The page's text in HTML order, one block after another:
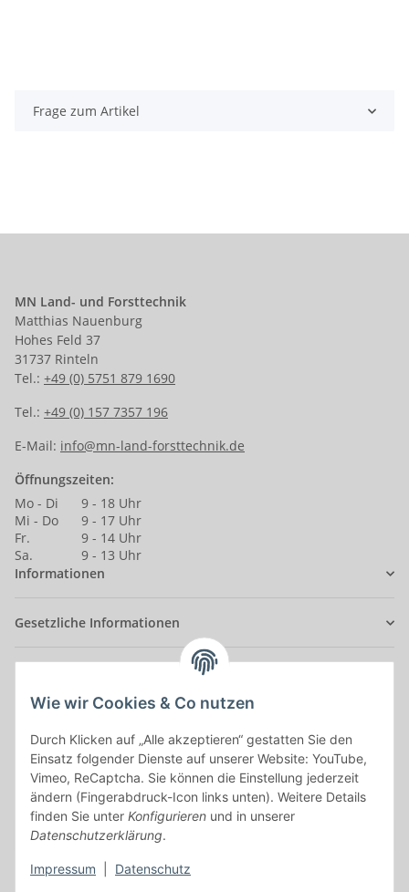
Wie wir Cookies & Co nutzen
Durch Klicken auf „Alle akzeptieren“ gestatten Sie den
Einsatz folgender Dienste auf unserer Website: YouTube,
Vimeo, ReCaptcha. Sie können die Einstellung jederzeit
ändern (Fingerabdruck-Icon links unten). Weitere Details
finden Sie unter Konfigurieren und in unserer
Datenschutzerklärung.
Impressum Datenschutz
Frage zum Artikel
MN Land- und Forsttechnik
Matthias Nauenburg
Hohes Feld 37
31737 Rinteln
Tel.: +49 (0) 5751 879 1690
Tel.: +49 (0) 157 7357 196
E-Mail: info@mn-land-forsttechnik.de
Öffnungszeiten:
Mo - Di
9 - 18 Uhr
Mi - Do
9 - 17 Uhr
Fr.
9 - 14 Uhr
Sa.
9 - 13 Uhr
Informationen
Gesetzliche Informationen
Alle mit*markierten Felder sind Pflichtfelder.
E-Mail-Adresse
Passwort
Passwort vergessen